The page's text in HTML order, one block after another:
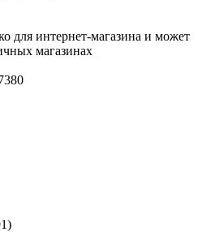
для интернет-магазина и может
магазинах